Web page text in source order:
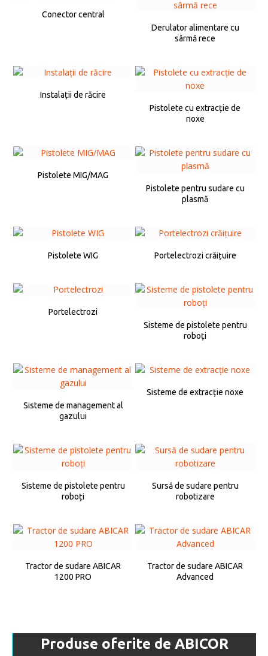
Conector central
Derulator alimentare cu
sârmă rece
Instalații de răcire
Pistolete cu extracție de
noxe
Pistolete MIG/MAG
Pistolete pentru sudare cu
plasmă
Pistolete WIG Portelectrozi crăițuire
Portelectrozi
Sisteme de pistolete pentru
roboți
Sisteme de management al
gazului
Sisteme de extracție noxe
Sisteme de pistolete pentru
roboți
Sursă de sudare pentru
robotizare
Tractor de sudare ABICAR
1200 PRO
Tractor de sudare ABICAR
Advanced
Produse oferite de ABICOR